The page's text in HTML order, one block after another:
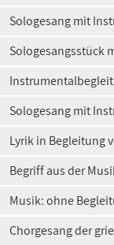
Sologesang mit
Sologesangsstück
Sologesang mit
Lyrik in Begleitung
Begriff aus der
Musik: ohne
Chorgesang der